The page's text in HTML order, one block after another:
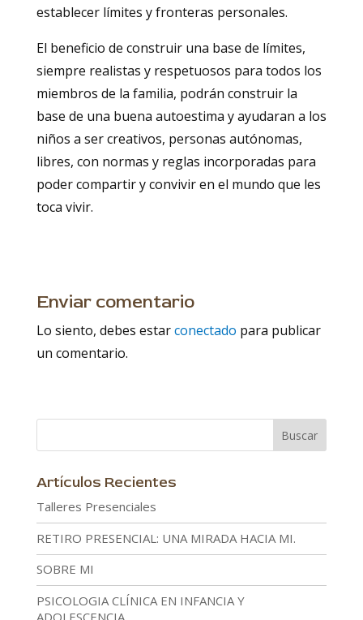
establecer límites y fronteras personales.
El beneficio de construir una base de límites,
siempre realistas y respetuosos para todos los
miembros de la familia, podrán construir la
base de una buena autoestima y ayudaran a los
niños a ser creativos, personas autónomas,
libres, con normas y reglas incorporadas para
poder compartir y convivir en el mundo que les
toca vivir.
Enviar comentario
Lo siento, debes estarconectado para publicar
un comentario.
Artículos Recientes
Talleres Presenciales
RETIRO PRESENCIAL: UNA MIRADA HACIA MI.
SOBRE MI
PSICOLOGIA CLÍNICA EN INFANCIA Y
ADOLESCENCIA